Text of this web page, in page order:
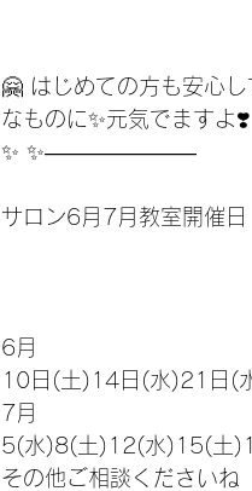
🤗 はじめての方も安心
なものに✨元気でますよ❣️
✨ ✨———————
サロン6月7月教室開催日
6月
10日(土)14日(水)21日(
7月
5(水)8(土)12(水)15(土
その他ご相談くださいね